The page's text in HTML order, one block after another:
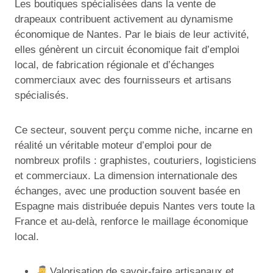
Les boutiques spécialisées dans la vente de
drapeaux contribuent activement au dynamisme
économique de Nantes. Par le biais de leur activité,
elles génèrent un circuit économique fait d’emploi
local, de fabrication régionale et d’échanges
commerciaux avec des fournisseurs et artisans
spécialisés.
Ce secteur, souvent perçu comme niche, incarne en
réalité un véritable moteur d’emploi pour de
nombreux profils : graphistes, couturiers, logisticiens
et commerciaux. La dimension internationale des
échanges, avec une production souvent basée en
Espagne mais distribuée depuis Nantes vers toute la
France et au-delà, renforce le maillage économique
local.